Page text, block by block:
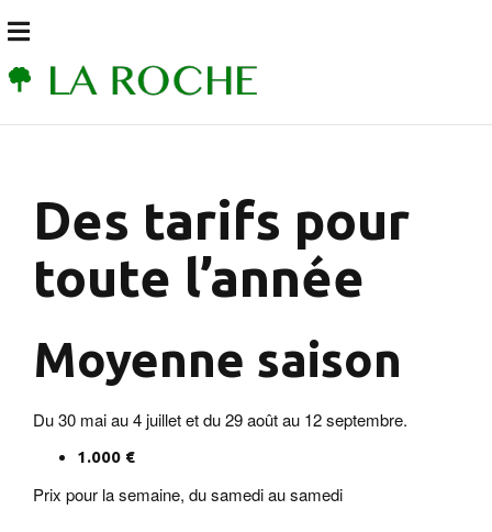
Des tarifs pour
toute l’année
Moyenne saison
Du 30 mai au 4 juillet et du 29 août au 12 septembre.
1.000 €
Prix pour la semaine, du samedi au samedi